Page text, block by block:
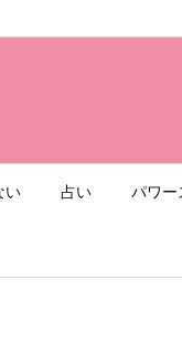
い 占い パワー